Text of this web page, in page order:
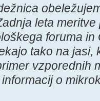
leta
foruma in
tako na jasi,
vzporednih
o